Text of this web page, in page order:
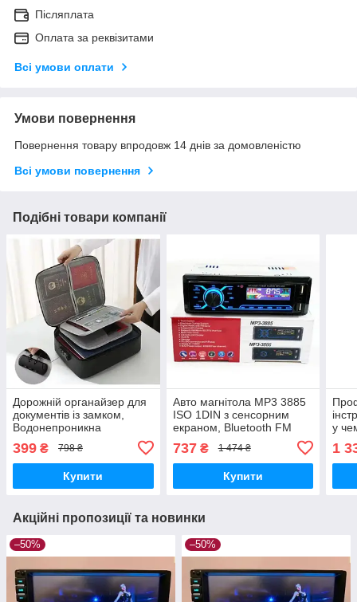
Післяплата
Оплата за реквізитами
Всі умови оплати
Умови повернення
Повернення товару впродовж 14 днів за домовленістю
Всі умови повернення
Подібні товари компанії
Дорожній органайзер для
документів із замком,
Водонепроникна
органайзер для
зберігання.
399 ₴ 798 ₴
Купити
Авто магнітола MP3 3885
ISO 1DIN з сенсорним
екраном, Bluetooth FM
Однодиновий магнітофон
з LED дисплеєм і пультом
737₴ 1 474 ₴
Купити
у
1
Акційні пропозиції та новинки
–50% –50%